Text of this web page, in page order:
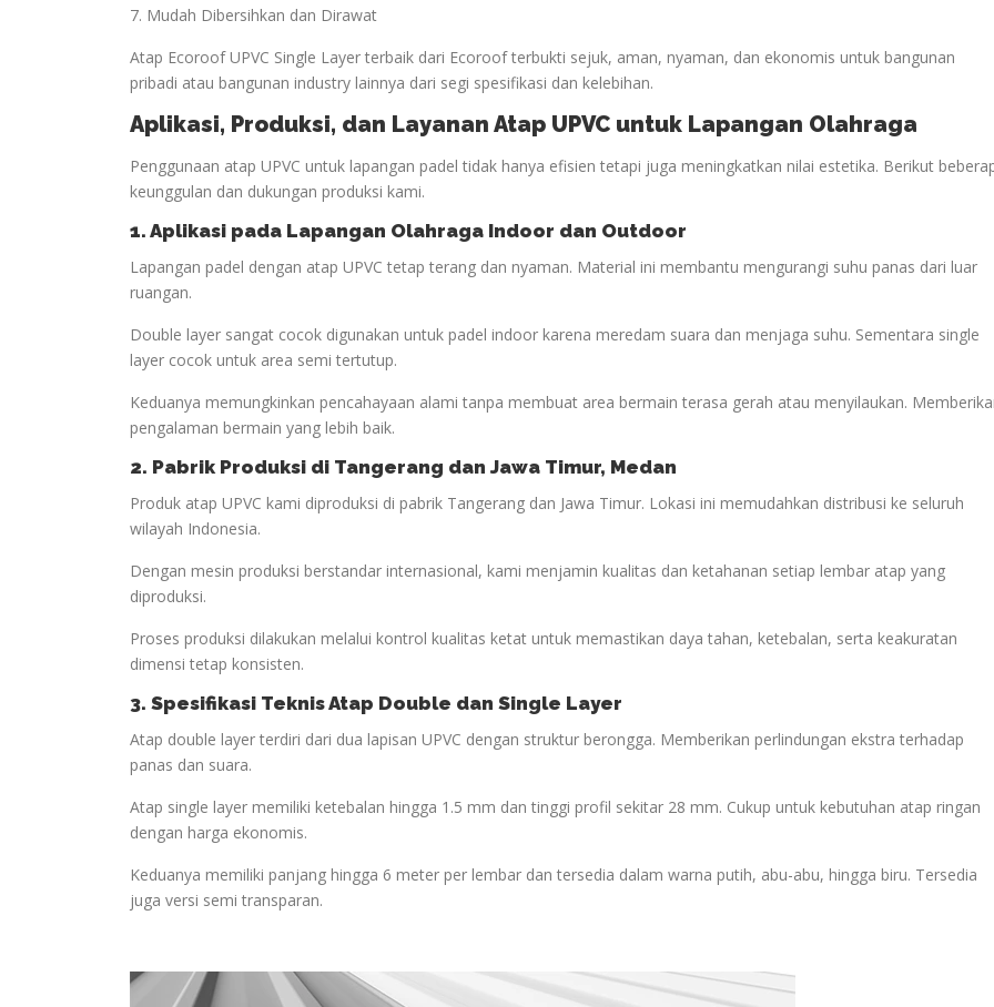
7. Mudah Dibersihkan dan Dirawat
Atap Ecoroof UPVC Single Layer terbaik dari Ecoroof terbukti sejuk, aman, nyaman, dan ekonomis untuk bangunan
pribadi atau bangunan industry lainnya dari segi spesifikasi dan kelebihan.
Aplikasi, Produksi, dan Layanan Atap UPVC untuk Lapangan Olahraga
Penggunaan atap UPVC untuk lapangan padel tidak hanya efisien tetapi juga meningkatkan nilai estetika. Berikut
keunggulan dan dukungan produksi kami.
1. Aplikasi pada Lapangan Olahraga Indoor dan Outdoor
Lapangan padel dengan atap UPVC tetap terang dan nyaman. Material ini membantu mengurangi suhu panas dari luar
ruangan.
Double layer sangat cocok digunakan untuk padel indoor karena meredam suara dan menjaga suhu. Sementara single
layer cocok untuk area semi tertutup.
Keduanya memungkinkan pencahayaan alami tanpa membuat area bermain terasa gerah atau menyilaukan.
pengalaman bermain yang lebih baik.
2. Pabrik Produksi di Tangerang dan Jawa Timur, Medan
Produk atap UPVC kami diproduksi di pabrik Tangerang dan Jawa Timur. Lokasi ini memudahkan distribusi ke seluruh
wilayah Indonesia.
Dengan mesin produksi berstandar internasional, kami menjamin kualitas dan ketahanan setiap lembar atap yang
diproduksi.
Proses produksi dilakukan melalui kontrol kualitas ketat untuk memastikan daya tahan, ketebalan, serta keakuratan
dimensi tetap konsisten.
3. Spesifikasi Teknis Atap Double dan Single Layer
Atap double layer terdiri dari dua lapisan UPVC dengan struktur berongga. Memberikan perlindungan ekstra terhadap
panas dan suara.
Atap single layer memiliki ketebalan hingga 1.5 mm dan tinggi profil sekitar 28 mm. Cukup untuk kebutuhan atap ringan
dengan harga ekonomis.
Keduanya memiliki panjang hingga 6 meter per lembar dan tersedia dalam warna putih, abu-abu, hingga biru. Tersedia
juga versi semi transparan.